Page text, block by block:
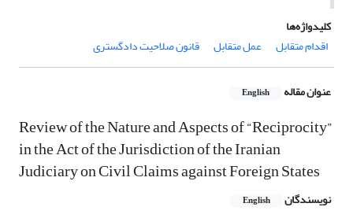
کلیدواژه‌ها
اقدام متقابل
عمل متقابل قانون صلاحیت دادگستری
عنوان مقاله English
Review of the Nature and Aspects of “Reciprocity”
in the Act of the Jurisdiction of the Iranian
Judiciary on Civil Claims against Foreign States
نویسندگان English